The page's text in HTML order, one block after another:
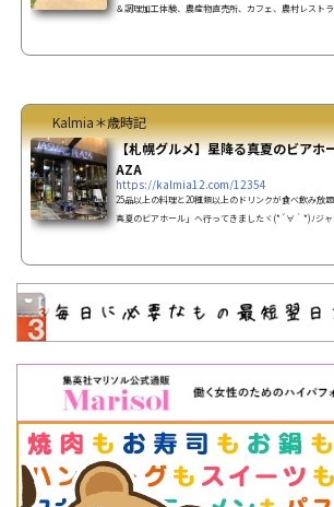
＆調理加工体験、農産物直売所、カフェ、農村レスト
Kalmia＊歳時記
【札幌グルメ】星降る真夏のビアホ
AZA
https://kalmia12.com/12354
25品以上の料理と20種類以上のドリンクが食べ飲み放
真夏のビアホール」へ行ってきましたヾ(*´∀｀*)ﾉジャ
ザ、フライドポテトグリルソーセージ、焼き鳥チキン
シュウマイ、春巻きラーメンサラダー、サラダバースモ